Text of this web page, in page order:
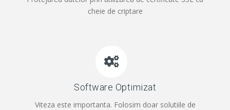
cheie de criptare
Software Optimizat
Viteza este importanta. Folosim doar solutiile de